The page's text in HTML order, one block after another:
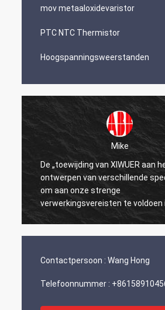
mov metaaloxidevaristor
PTC NTC Thermistor
Hoogspanningsweerstanden
Mike
De „toewijding van XIWUER aan
ontwerpen van verschillende
om aan onze strenge
verwerkingsvereisten te voldoen
testament aan onze jaren van
Contactpersoon : Wang Hong
Telefoonnummer :